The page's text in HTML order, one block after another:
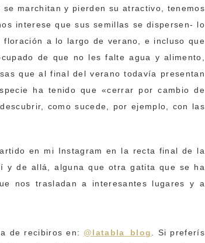
marchitan y pierden su atractivo, tenemos
interese que sus semillas se dispersen- lo
floración a lo largo de verano, e incluso que
de que no les falte agua y alimento,
que al final del verano todavía presentan
ha tenido que «cerrar por cambio de
como sucede, por ejemplo, con las
en mi Instagram en la recta final de la
y de allá, alguna que otra gatita que se ha
nos trasladan a interesantes lugares y a
de recibiros en: @latabla_blog
. Si preferís